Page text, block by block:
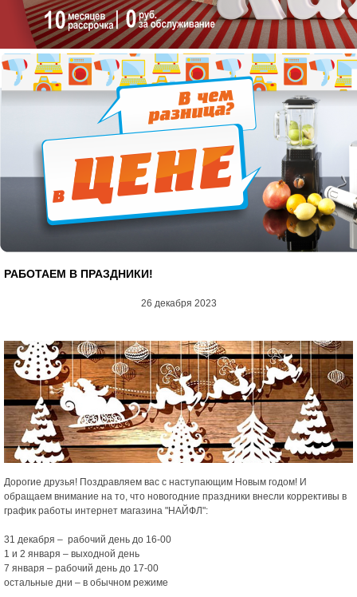
РАБОТАЕМ В ПРАЗДНИКИ!
26 декабря 2023
Дорогие друзья! Поздравляем вас с наступающим Новым годом! И
обращаем внимание на то, что новогодние праздники внесли коррективы в
график работы интернет магазина "НАЙФЛ":
31 декабря – рабочий день до 16-00
1 и 2 января – выходной день
7 января – рабочий день до 17-00
остальные дни – в обычном режиме